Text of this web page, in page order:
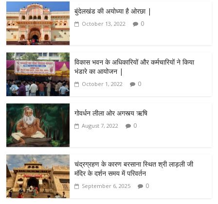
बुंदेलखंड की अयोध्या है ओरछा |
October 13, 2022 0
विकास भवन के अधिकारियों और कर्मचारियों ने किया
भंडारे का आयोजन |
October 1, 2022 0
गोवर्धन लीला ओर अगस्त्य ऋषि
August 7, 2022 0
चंद्रग्रहण के कारण बरसाना स्थित श्री लाड़ली जी
मंदिर के दर्शन समय में परिवर्तन
September 6, 2025 0